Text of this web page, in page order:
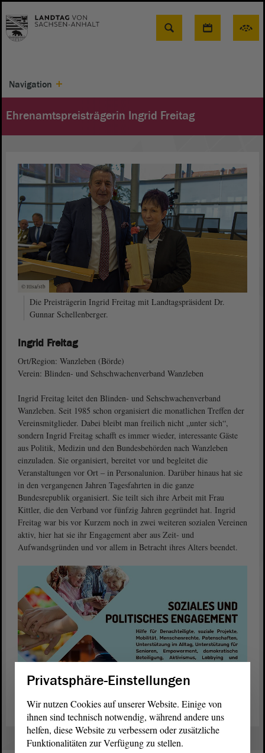
Suche
Navigation
Ehrenamtspreisträgerin Ingrid Freitag
© ltlsa/stb
Die Preisträgerin Ingrid Freitag mit Landtagspräsident Dr.
Gunnar Schellenberger.
Ingrid Freitag
Ort/Region: Wanzleben (Börde)
Verein: Blinden- und Sehschwachenverband Wanzleben
Ingrid Freitag leitet den Blinden- und Sehschwachenverband
Wanzleben. Seit 1985 schon organisiert die monatlichen Treffen der
Vereinsmitglieder. Dabei bleibt man freilich nicht „unter sich“,
sondern Ingrid Freitag schafft es immer wieder, interessante Gäste
aus Politik, Medizin und den Bundesbehörden nach Wanzleben
einzuladen. Sie organisiert, bereitet vor und begleitet die
Veranstaltungen vor Ort ‒ in Personalunion. Darüber hinaus hat sie
in den vergangenen Jahren Tagesfahrten in die ganze
Bundesrepublik organisiert. Sie teilt sich ihre Arbeit mit Frau
Kittler, die den Verband vor fünfzig Jahren gegründet hat. Ingrid
Freitag war bis vor Kurzem noch in zwei weiteren sozialen Vereinen
aktiv, hier hat sie ihr Engagement aber aus Zeit- und
Aufwandsgründen und vor allem in Betracht ihres Alters beendet.
Privatsphäre-Einstellungen
Wir nutzen Cookies auf unserer Website. Einige von
ihnen sind technisch notwendig, während andere uns
helfen, diese Website zu verbessern oder zusätzliche
Funktionalitäten zur Verfügung zu stellen.